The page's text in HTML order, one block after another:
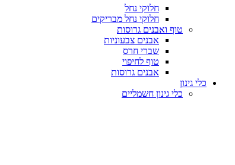
חלוקי נחל
חלוקי נחל מבריקים
טוף ואבנים גרוסות
אבנים צבעוניות
שברי חרס
טוף לחיפוי
אבנים גרוסות
כלי גינון
כלי גינון חשמליים